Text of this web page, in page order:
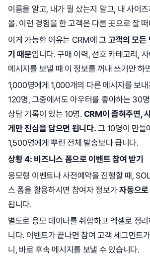
이름을 알고, 내가 뭘 샀는지 알고, 내 사이
몰. 이런 경험을 한 고객은 다른 곳으로 잘
이게 가능한 이유는 CRM에그 고객의 모든
기 때문입니다. 구매 이력, 선호 카테고리,
메시지를 보낼 때 이 정보를 꺼내 쓰기만 하
1,000명에게 1,000개의 다른 메시지를 보
120명, 그중에서도 아우터를 좋아하는 30
상담 기록이 있는 10명. CRM이 좁혀주면,
게만 진심을 담으면 됩니다. 그 10명이 만들
1,500명에게 뿌린 전체 발송보다 큽니다.
상황 4: 비즈니스 폼으로 이벤트 참여 받기
응모형 이벤트나 사전예약을 진행할 때,
스 폼을 활용하시면 참여자 정보가자동으
됩니다.
별도로 응모 데이터를 취합하고 엑셀로 정
니다. 이벤트가 끝나면 참여 고객 세그먼트
니, 바로 후속 메시지를 보낼 수 있습니다.